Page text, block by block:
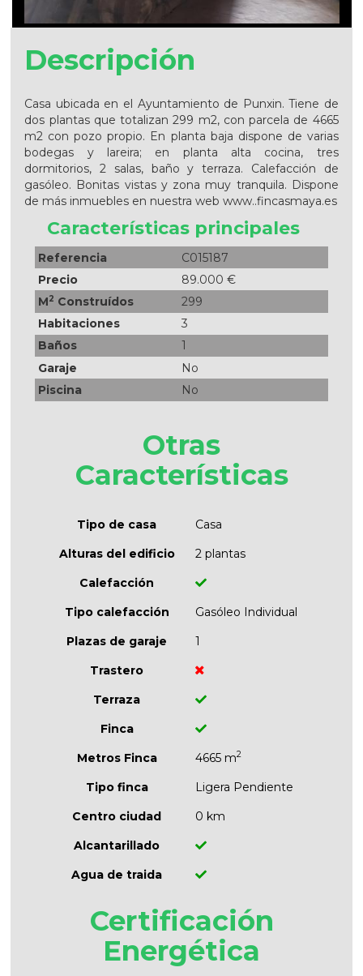
Descripción
Casa ubicada en el Ayuntamiento de Punxin. Tiene de
dos plantas que totalizan 299 m2, con parcela de 4665
m2 con pozo propio. En planta baja dispone de varias
bodegas y lareira; en planta alta cocina, tres
dormitorios, 2 salas, baño y terraza. Calefacción de
gasóleo. Bonitas vistas y zona muy tranquila. Dispone
de más inmuebles en nuestra web www..fincasmaya.es
Características principales
Referencia
C015187
Precio
89.000 €
M2 Construídos
299
Habitaciones
3
Baños
1
Garaje
No
Piscina
No
Otras
Características
Tipo de casa
Casa
Alturas del edificio
2 plantas
Calefacción
Tipo calefacción
Gasóleo Individual
Plazas de garaje
1
Trastero
Terraza
Finca
Metros Finca
4665 m2
Tipo finca
Ligera Pendiente
Centro ciudad
0 km
Alcantarillado
Agua de traida
Certificación
Energética